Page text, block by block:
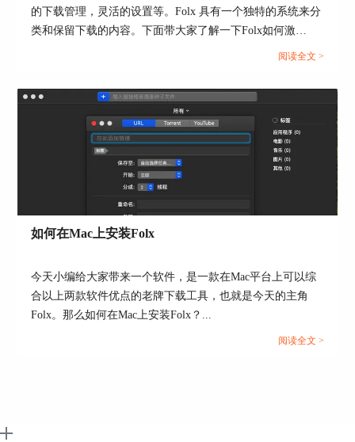
情况会选择Auto自动模式。
最后勾选“开始做种”，单击“好”，种子便制作完
成，将制作好的种子发送给其他用户，对方便可以
失效，对方便不可再下载资源。更多有关Folx使用
技巧，请持续关注Folx中文官网。
的下载管理，灵活的设置等。Folx 具有一个独特的系统来分
类和保留下载的内容。下面带大家了解一下Folx如何激
阅读全文 >
如何在Mac上安装Folx
今天小编给大家带来一个软件，是一款在Mac平台上可以综
合以上两款软件优点的老牌下载工具，也就是今天的主角
Folx。那么如何在Mac上安装Folx？...
阅读全文 >